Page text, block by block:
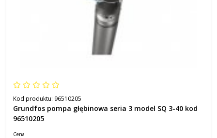
Kod produktu: 96510205
Grundfos pompa głębinowa seria 3 model SQ 3-40 kod
96510205
Cena